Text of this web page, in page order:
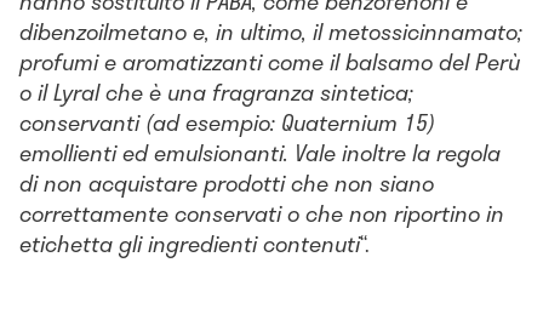
dibenzoilmetano e, in ultimo, il metossicinnamato;
profumi e aromatizzanti come il balsamo del Perù
o il Lyral che è una fragranza sintetica;
conservanti (ad esempio: Quaternium 15)
emollienti ed emulsionanti. Vale inoltre la regola
di non acquistare prodotti che non siano
correttamente conservati o che non riportino in
etichetta gli ingredienti contenuti“.